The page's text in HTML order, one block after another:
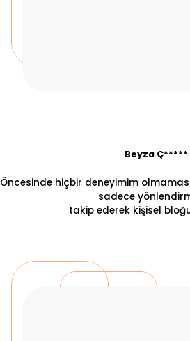
Beyza Ç*****
Öncesinde hiçbir deneyimim
sadece
takip ederek kişisel